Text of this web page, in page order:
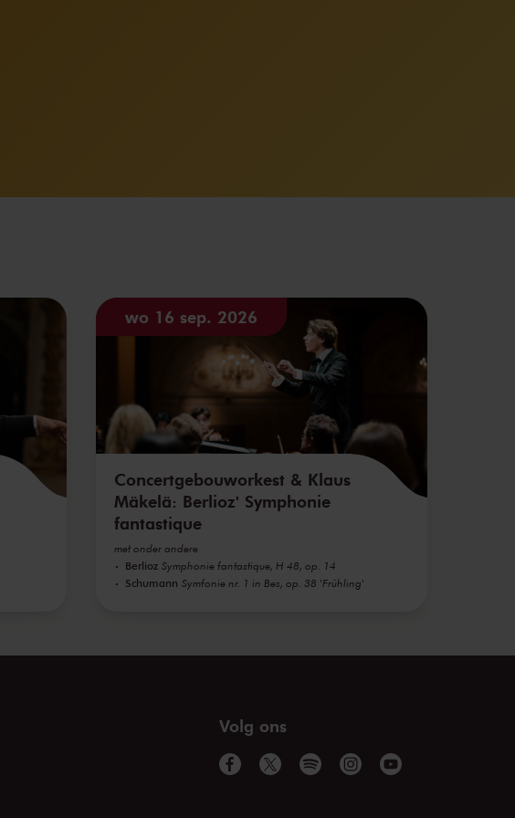
wo 16 sep. 2026
Concertgebouworkest & Klaus
Mäkelä: Berlioz' Symphonie
fantastique
met onder andere
Berlioz Symphonie fantastique, H 48, op. 14
Schumann Symfonie nr. 1 in Bes, op. 38 'Frühling'
Volg ons